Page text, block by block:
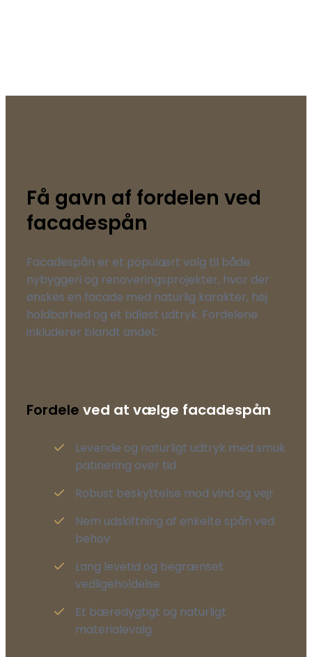
Få gavn af fordelen ved
facadespån
Facadespån er et populært valg til både
nybyggeri og renoveringsprojekter, hvor der
ønskes en facade med naturlig karakter, høj
holdbarhed og et tidløst udtryk. Fordelene
inkluderer blandt andet:
Fordele ved at vælge facadespån
Levende og naturligt udtryk med smuk
patinering over tid
Robust beskyttelse mod vind og vejr
Nem udskiftning af enkelte spån ved
behov
Lang levetid og begrænset
vedligeholdelse
Et bæredygtigt og naturligt
materialevalg